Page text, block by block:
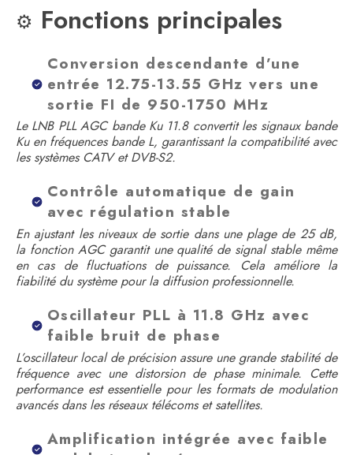
⚙️ Fonctions principales
Conversion descendante d’une
entrée 12.75-13.55 GHz vers une
sortie FI de 950-1750 MHz
Le LNB PLL AGC bande Ku 11.8 convertit les signaux bande
Ku en fréquences bande L, garantissant la compatibilité avec
les systèmes CATV et DVB-S2.
Contrôle automatique de gain
avec régulation stable
En ajustant les niveaux de sortie dans une plage de 25 dB,
la fonction AGC garantit une qualité de signal stable même
en cas de fluctuations de puissance. Cela améliore la
fiabilité du système pour la diffusion professionnelle.
Oscillateur PLL à 11.8 GHz avec
faible bruit de phase
L’oscillateur local de précision assure une grande stabilité de
fréquence avec une distorsion de phase minimale. Cette
performance est essentielle pour les formats de modulation
avancés dans les réseaux télécoms et satellites.
Amplification intégrée avec faible